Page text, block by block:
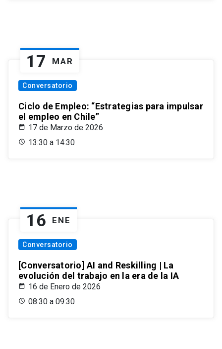
17 MAR
Conversatorio
Ciclo de Empleo: “Estrategias para impulsar
el empleo en Chile”
17 de Marzo de 2026
13:30 a 14:30
16 ENE
Conversatorio
[Conversatorio] AI and Reskilling | La
evolución del trabajo en la era de la IA
16 de Enero de 2026
08:30 a 09:30